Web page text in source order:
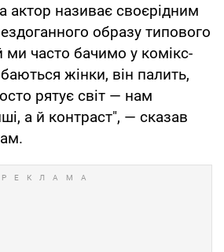
актор називає своєрідним
образу типового
ми часто бачимо у комікс-
жінки, він палить,
рятує світ — нам
а й контраст", — сказав